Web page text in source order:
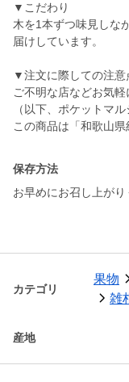
▼こだわり
木を1本ずつ味見しな
届けしています。
▼注文に際しての注意
ご不明な店などお気
（以下、ポケットマル
この商品は「和歌山県
保存方法
お早めにお召し上がり
カテゴリ
果物
雑
産地